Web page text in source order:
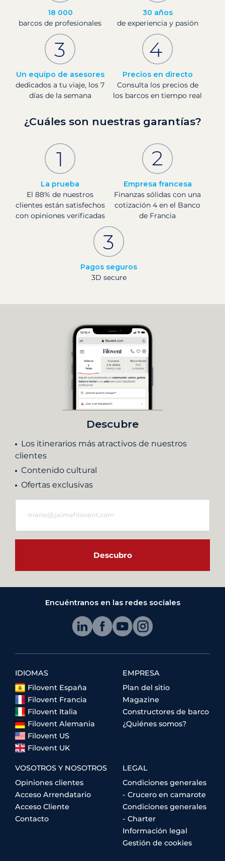
18 000
barcos de profesionales
30 años
de experiencia y pasión
Un equipo de asesores
dedicados a tu viaje, los 7
días de la semana
Precios en directo
Consulta los precios de
los barcos en tiempo real
¿Cuáles son nuestras garantías?
La prueba
El 88% de nuestros
clientes están satisfechos
con opiniones verificadas
Empresa francesa
Finanzas sólidas con una
cotización 4 en el Banco
de Francia
Pagos seguros
3D secure
Descubre
Los itinerarios más atractivos de nuestros
clientes
Contenido cultural
Ofertas exclusivas
Descubro
Encuéntranos en las redes sociales
IDIOMAS
Filovent España
Filovent Francia
Filovent Italia
Filovent Alemania
Filovent US
Filovent UK
EMPRESA
Plan del sitio
Magazine
Constructores de barco
¿Quiénes somos?
VOSOTROS Y NOSOTROS
Opiniones clientes
Acceso Arrendatario
Acceso Cliente
Contacto
LEGAL
Condiciones generales
- Crucero en camarote
Condiciones generales
- Charter
Información legal
Gestión de cookies